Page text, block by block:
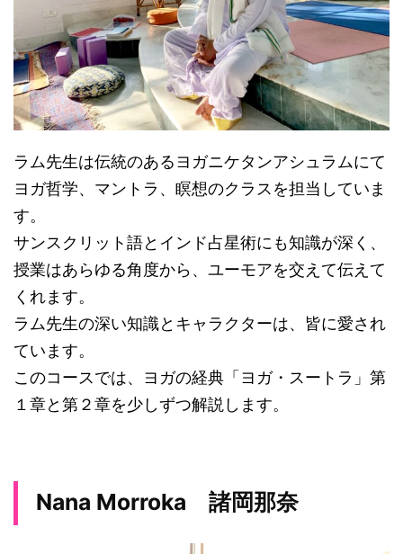
ラム先生は伝統のあるヨガニケタンアシュラムにて
ヨガ哲学、マントラ、瞑想のクラスを担当していま
す。
サンスクリット語とインド占星術にも知識が深く、
授業はあらゆる角度から、ユーモアを交えて伝えて
くれます。
ラム先生の深い知識とキャラクターは、皆に愛され
ています。
このコースでは、ヨガの経典「ヨガ・スートラ」第
１章と第２章を少しずつ解説します。
Nana Morroka 諸岡那奈